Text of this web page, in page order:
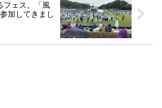
フェス。「風
加してきまし